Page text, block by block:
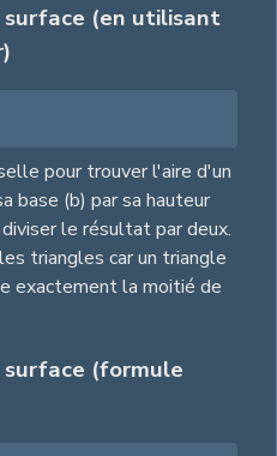
(en utilisant
pour trouver l'aire d'un
base (b) par sa hauteur
le résultat par deux.
triangles car un triangle
exactement la moitié de
(formule